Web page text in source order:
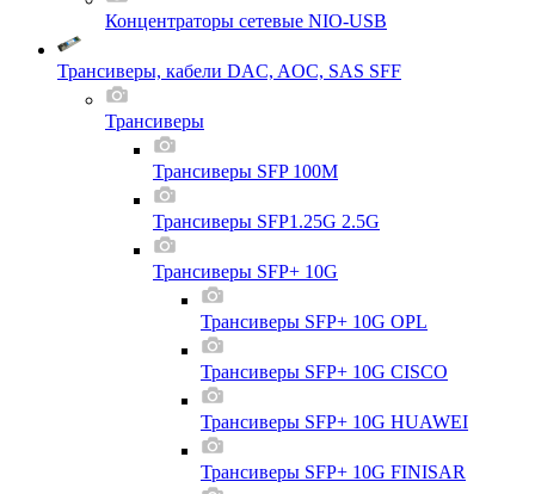
Концентраторы сетевые NIO-USB
Трансиверы, кабели DAC, AOC, SAS SFF
Трансиверы
Трансиверы SFP 100M
Трансиверы SFP1.25G 2.5G
Трансиверы SFP+ 10G
Трансиверы SFP+ 10G OPL
Трансиверы SFP+ 10G CISCO
Трансиверы SFP+ 10G HUAWEI
Трансиверы SFP+ 10G FINISAR